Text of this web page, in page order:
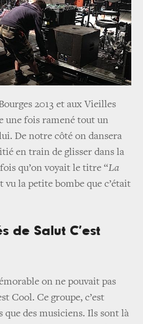
2013 et aux Vieilles
une fois ramené tout un
De notre côté on dansera
en train de glisser dans la
qu’on voyait le titre “La
vu la petite bombe que c’était
de Salut C’est
on ne pouvait pas
Cool. Ce groupe, c’est
des musiciens. Ils sont là